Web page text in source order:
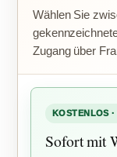
Wählen Sie
Zugang über
KOSTENLOS
Sofort mit